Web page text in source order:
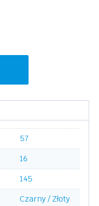
57
16
145
Czarny / Złoty